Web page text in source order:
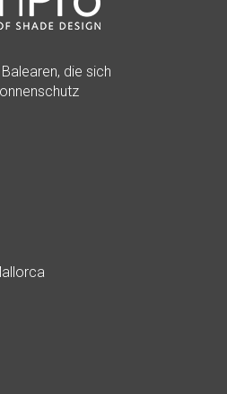
die sich